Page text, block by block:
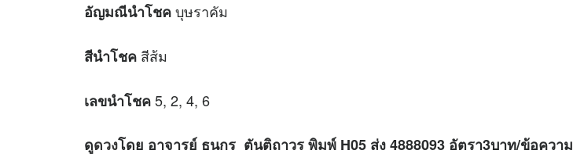
อัญมณีนำโชคบุษราคัม
สีนำโชค สีส้ม
เลขนำโชค5, 2, 4, 6
ดูดวงโดย อาจารย์ ธนกร ตันติถาวร พิมพ์ H05 ส่ง 4888093 อัตรา3บาท/ข้อความ